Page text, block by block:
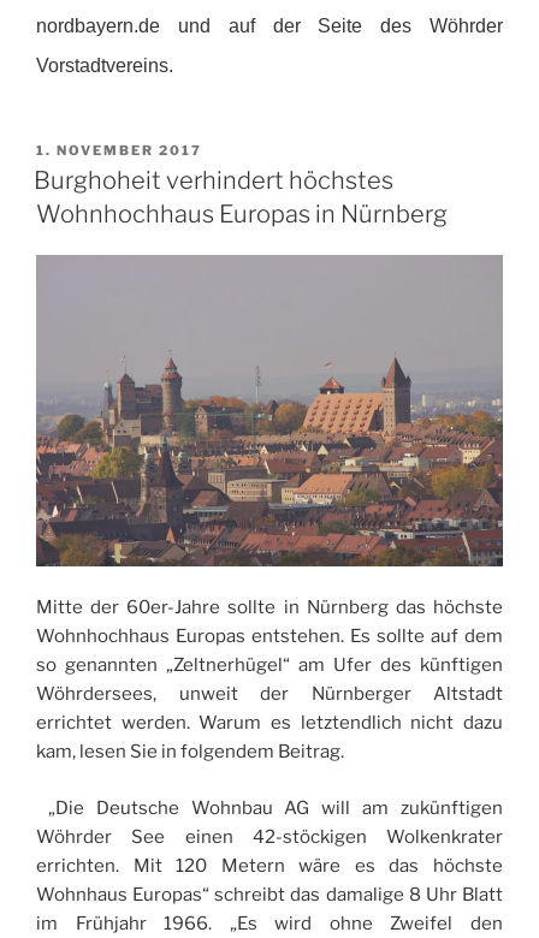
nordbayern.de und auf der Seite des Wöhrder
Vorstadtvereins.
VERÖFFENTLICHT
AM
1. NOVEMBER 2017
Burghoheit verhindert höchstes
Wohnhochhaus Europas in Nürnberg
Mitte der 60er-Jahre sollte in Nürnberg das höchste
Wohnhochhaus Europas entstehen. Es sollte auf dem
so genannten „Zeltnerhügel“ am Ufer des künftigen
Wöhrdersees, unweit der Nürnberger Altstadt
errichtet werden. Warum es letztendlich nicht dazu
kam, lesen Sie in folgendem Beitrag.
„Die Deutsche Wohnbau AG will am zukünftigen
Wöhrder See einen 42-stöckigen Wolkenkrater
errichten. Mit 120 Metern wäre es das höchste
Wohnhaus Europas“ schreibt das damalige 8 Uhr Blatt
im Frühjahr 1966. „Es wird ohne Zweifel den